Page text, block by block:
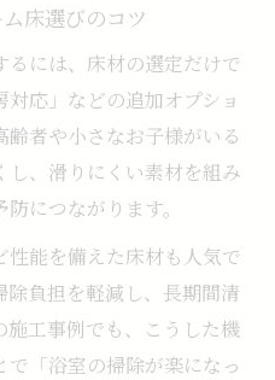
床選びのコツ
には、床材の選定だけで
応」などの追加オプショ
者や小さなお子様がいる
、滑りにくい素材を組み
につながります。
性能を備えた床材も人気で
負担を軽減し、長期間清
工事例でも、こうした機
「浴室の掃除が楽になっ